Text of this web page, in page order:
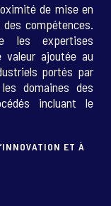
de mise en
compétences.
les expertises
ajoutée au
portés par
domaines des
incluant le
ET À